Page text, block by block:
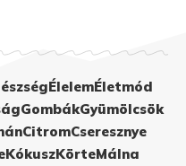
ÉlelemÉletmód
GombákGyümölcsök
CitromCseresznye
KókuszKörteMálna